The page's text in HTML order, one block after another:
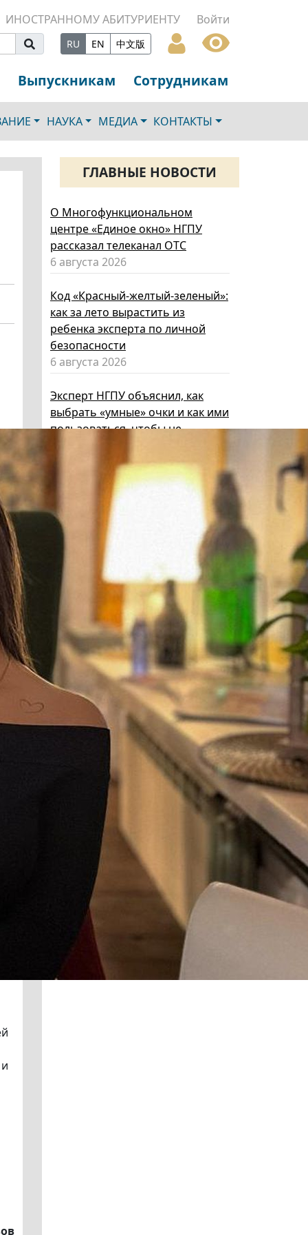
ИНОСТРАННОМУ АБИТУРИЕНТУ Войти
RU EN 中文版
Выпускникам Сотрудникам
НАУКА МЕДИА КОНТАКТЫ
ГЛАВНЫЕ НОВОСТИ
О Многофункциональном
центре «Единое окно» НГПУ
рассказал телеканал ОТС
6 августа 2026
Код «Красный-желтый-зеленый»:
как за лето вырастить из
ребенка эксперта по личной
безопасности
6 августа 2026
Эксперт НГПУ объяснил, как
выбрать «умные» очки и как ими
пользоваться, чтобы не
5 августа 2026
Директор ИИГСО НГПУ:
региональный компонент курса
«Россия – мои горизонты»
поможет школьникам с
выбором актуальной профессии
5 августа 2026
НГПУ ждет первокурсников на
собрания по зачислению
4 августа 2026
В НГПУ состоялось зачисление
первокурсников по целевой,
отдельной и особой квотам
3 августа 2026